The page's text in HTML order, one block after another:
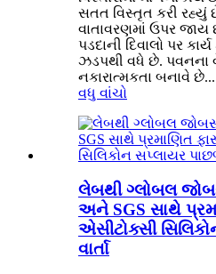
સતત વિસ્તૃત કરી રહ્યું
વાતાવરણમાં ઉપર
પડદાની દિવાલો પર
ઝડપથી વધે છે. પવનના
નકારાત્મકતા બનાવે છે...
વધુ વાંચો
લેબથી ગ્લોબલ
અને SGS સાથે
એસીટોક્સી
વાર્તા